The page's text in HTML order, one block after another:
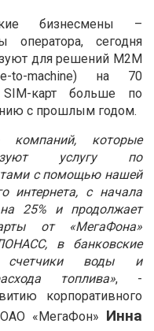
бизнесмены –
оператора, сегодня
для решений М2М
to-machine) на 70
карт больше по
с прошлым годом.
компаний, которые
услугу по
с помощью нашей
интернета, с начала
25% и продолжает
от «МегаФона»
в банковские
счетчики воды и
топлива», -
корпоративного
ОАО «МегаФон» Инна